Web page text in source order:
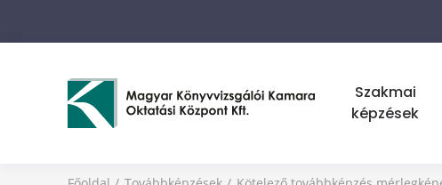
Szakmai
képzések